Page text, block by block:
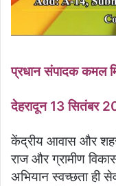
प्रधान संपादक कमल
देहरादून 13 सितंबर
केंद्रीय आवास और
राज और ग्रामीण
अभियान स्वच्छता ही